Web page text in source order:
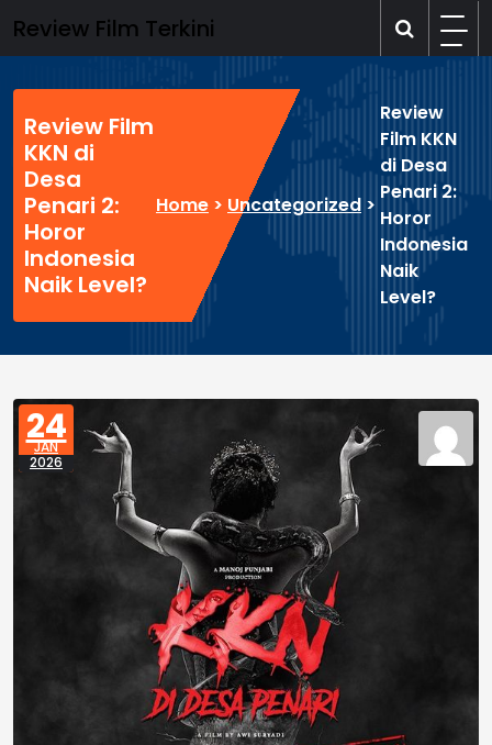
to
content
Review Film Terkini
Review Film
KKN di
Desa
Penari 2:
Horor
Indonesia
Naik Level?
Home > Uncategorized >
Review
Film KKN
di Desa
Penari 2:
Horor
Indonesia
Naik
Level?
24
JAN
2026